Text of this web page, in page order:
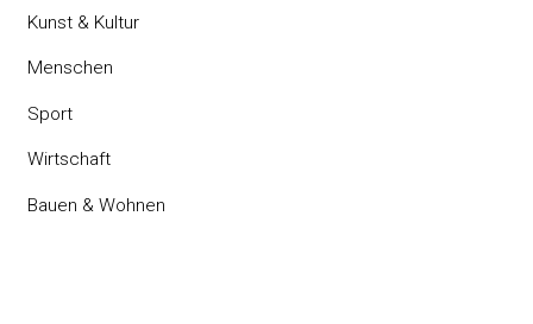
Kunst & Kultur
Menschen
Sport
Wirtschaft
Bauen & Wohnen